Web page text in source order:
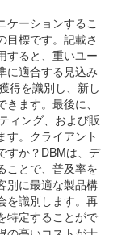
ケーションするこ
目標です。記載さ
すると、重いユー
に適合する見込み
得を識別し、新し
ます。最後に、
ィング、および販
す。クライアント
すか？DBMは、デ
ことで、普及率を
別に最適な製品構
を識別します。再
特定することがで